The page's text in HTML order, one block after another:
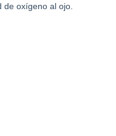
oxígeno al ojo.